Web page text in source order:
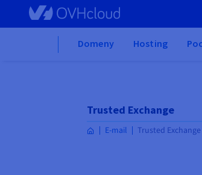
Skip to main content
Domeny Hosting
Trusted Exchange
E-mail
Trusted Exchange